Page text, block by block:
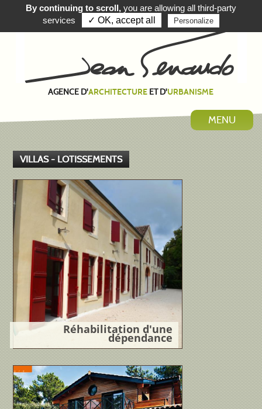
EN
AGENCE D'ARCHITECTURE ET D'URBANISME
MENU
VILLAS - LOTISSEMENTS
Réhabilitation d'une
dépendance
Programme : Aménagement
dépendance en logements et
conciergerie Maître...Lire la suite
By continuing to scroll,you are allowing all third-party
services
✓ OK, accept all Personalize